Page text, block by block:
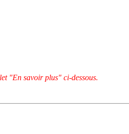
"En savoir plus" ci-dessous.